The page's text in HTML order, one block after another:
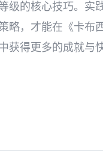
级的核心技巧。实
略，才能在《卡布
获得更多的成就与快